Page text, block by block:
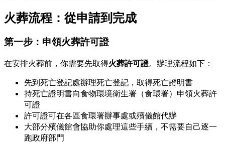
火葬流程：從申請到完成
第一步：申領火葬許可證
在安排火葬前，你需要先取得火葬許可證。辦理流程如下：
先到死亡登記處辦理死亡登記，取得死亡證明書
持死亡證明書向食物環境衛生署（食環署）申領火葬許
可證
許可證可在各區食環署辦事處或殯儀館代辦
大部分殯儀館會協助你處理這些手續，不需要自己逐一
跑政府部門